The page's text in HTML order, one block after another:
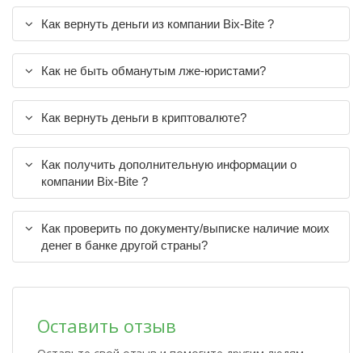
Как вернуть деньги из компании Bix-Bite ?
Как не быть обманутым лже-юристами?
Как вернуть деньги в криптовалюте?
Как получить дополнительную информации о
компании Bix-Bite ?
Как проверить по документу/выписке наличие моих
денег в банке другой страны?
Оставить отзыв